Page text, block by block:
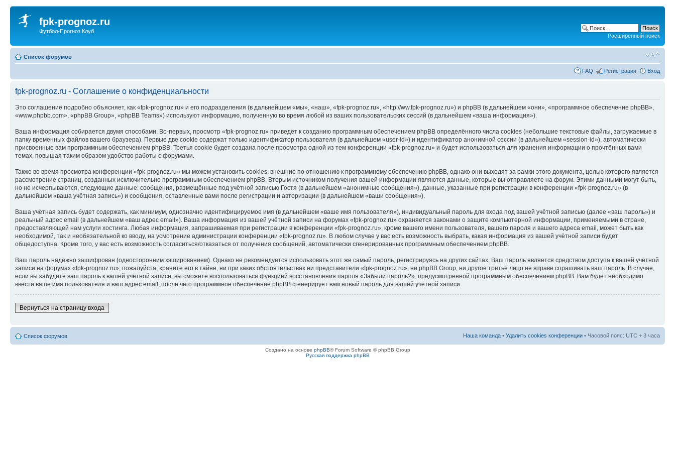
fpk-prognoz.ru
Футбол-Прогноз Клуб
Расширенный поиск
Список форумов
FAQ Регистрация Вход
fpk-prognoz.ru - Соглашение о конфиденциальности
Это соглашение подробно объясняет, как «fpk-prognoz.ru» и его подразделения (в дальнейшем «мы», «наш», «fpk-prognoz.ru», «http://ww.fpk-prognoz.ru») и phpBB (в дальнейшем «они», «программное обеспечение phpBB»,
«www.phpbb.com», «phpBB Group», «phpBB Teams») используют информацию, полученную во время любой из ваших пользовательских сессий (в дальнейшем «ваша информация»).
Ваша информация собирается двумя способами. Во-первых, просмотр «fpk-prognoz.ru» приведёт к созданию программным обеспечением phpBB определённого числа cookies (небольшие текстовые файлы, загружаемые в
папку временных файлов вашего браузера). Первые две cookie содержат только идентификатор пользователя (в дальнейшем «user-id») и идентификатор анонимной сессии (в дальнейшем «session-id»), автоматически
присвоенные вам программным обеспечением phpBB. Третья cookie будет создана после просмотра одной из тем конференции «fpk-prognoz.ru» и будет использоваться для хранения информации о прочтённых вами
темах, повышая таким образом удобство работы с форумами.
Также во время просмотра конференции «fpk-prognoz.ru» мы можем установить cookies, внешние по отношению к программному обеспечению phpBB, однако они выходят за рамки этого документа, целью которого является
рассмотрение страниц, созданных исключительно программным обеспечением phpBB. Вторым источником получения вашей информации являются данные, которые вы отправляете на форум. Этими данными могут быть,
но не исчерпываются, следующие данные: сообщения, размещённые под учётной записью Гостя (в дальнейшем «анонимные сообщения»), данные, указанные при регистрации в конференции «fpk-prognoz.ru» (в
дальнейшем «ваша учётная запись») и сообщения, оставленные вами после регистрации и авторизации (в дальнейшем «ваши сообщения»).
Ваша учётная запись будет содержать, как минимум, однозначно идентифицируемое имя (в дальнейшем «ваше имя пользователя»), индивидуальный пароль для входа под вашей учётной записью (далее «ваш пароль») и
реальный адрес email (в дальнейшем «ваш адрес email»). Ваша информация из вашей учётной записи на форумах «fpk-prognoz.ru» охраняется законами о защите компьютерной информации, применяемыми в стране,
предоставляющей нам услуги хостинга. Любая информация, запрашиваемая при регистрации в конференции «fpk-prognoz.ru», кроме вашего имени пользователя, вашего пароля и вашего адреса email, может быть как
необходимой, так и необязательной ко вводу, на усмотрение администрации конференции «fpk-prognoz.ru». В любом случае у вас есть возможность выбрать, какая информация из вашей учётной записи будет
общедоступна. Кроме того, у вас есть возможность согласиться/отказаться от получения сообщений, автоматически сгенерированных программным обеспечением phpBB.
Ваш пароль надёжно зашифрован (односторонним хэшированием). Однако не рекомендуется использовать этот же самый пароль, регистрируясь на других сайтах. Ваш пароль является средством доступа к вашей учётной
записи на форумах «fpk-prognoz.ru», пожалуйста, храните его в тайне, ни при каких обстоятельствах ни представители «fpk-prognoz.ru», ни phpBB Group, ни другое третье лицо не вправе спрашивать ваш пароль. В случае,
если вы забудете ваш пароль к вашей учётной записи, вы сможете воспользоваться функцией восстановления пароля «Забыли пароль?», предусмотренной программным обеспечением phpBB. Вам будет необходимо
ввести ваше имя пользователя и ваш адрес email, после чего программное обеспечение phpBB сгенерирует вам новый пароль для вашей учётной записи.
Вернуться на страницу входа
Список форумов Наша команда • Удалить cookies конференции • Часовой пояс: UTC + 3 часа
Создано на основе phpBB® Forum Software © phpBB Group
Русская поддержка phpBB